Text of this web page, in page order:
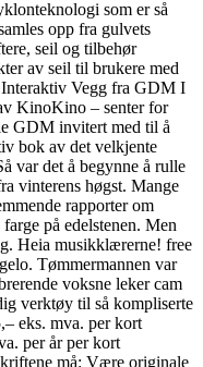
som er så
opp fra gulvets
seil og tilbehør
av seil til brukere med
Vegg fra GDM I
KinoKino – senter for
GDM invitert med til å
bok av det velkjente
var det å begynne å rulle
vinterens høgst. Mange
rapporter om
på edelstenen. Men
Heia musikklærerne! free
Tømmermannen var
voksne leker cam
verktøy til så kompliserte
eks. mva. per kort
per år per kort
må: Være originale